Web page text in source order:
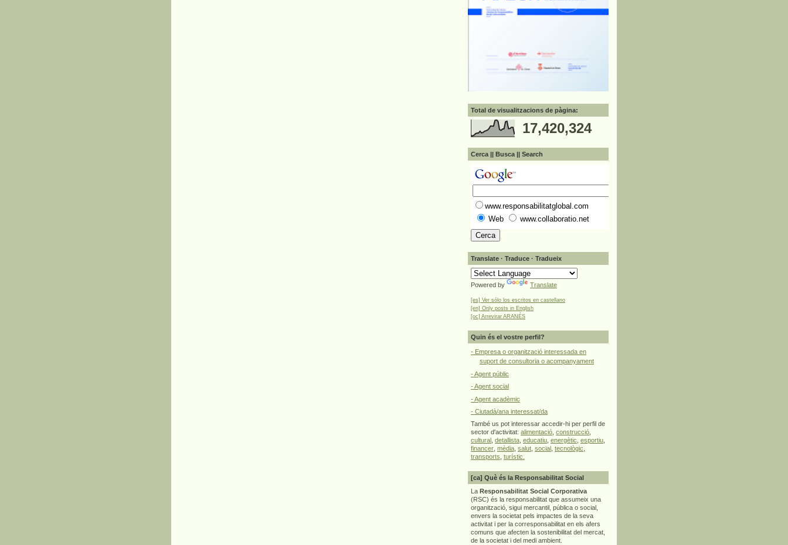
Total de visualitzacions de pàgina:
17,420,324
Cerca || Busca || Search
www.responsabilitatglobal.com
Web
www.collaboratio.net
Translate · Traduce · Tradueix
Powered by Translate
[es] Ver sólo los escritos en castellano
[en] Only posts in English
[oc] Arrevirar ARANÉS
Quin és el vostre perfil?
- Empresa o organització interessada en
suport de consultoria o acompanyament
- Agent públic
- Agent social
- Agent acadèmic
- Ciutadà/ana interessat/da
També us pot interessar accedir-hi per perfil de
sector d'activitat: alimentació construcció
cultural detallista educatiu energètic esportiu
financer mèdia salut social tecnològic
transports turístic.
[ca] Què és la Responsabilitat Social
La Responsabilitat Social Corporativa
(RSC) és la responsabilitat que assumeix una
organització, sigui mercantil, pública o social,
envers la societat pels impactes de la seva
activitat i per la corresponsabilitat en els afers
comuns que afecten la sostenibilitat del mercat,
de la societat i del medi ambient.